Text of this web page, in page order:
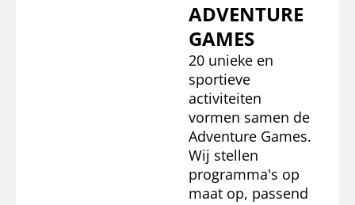
ADVENTURE
GAMES
20 unieke en
sportieve
activiteiten
vormen samen de
Adventure Games.
Wij stellen
programma's op
maat op, passend